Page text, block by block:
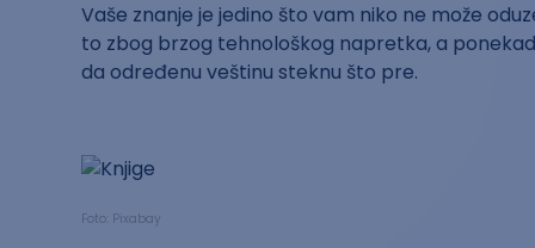
Vaše znanje je jedino što vam niko ne može
to zbog brzog tehnološkog napretka, a
da određenu veštinu steknu što pre.
Foto: Pixabay